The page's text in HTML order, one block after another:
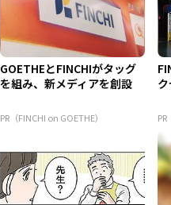
GOETHEとFINCHIがタッグ
を組み、新メディアを創設
PR（FINCHI on GOETHE） PR